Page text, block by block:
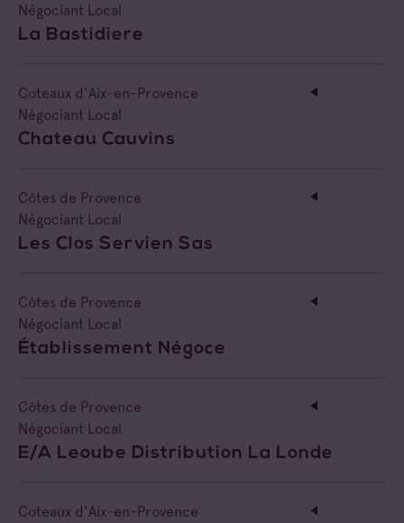
Négociant Local
La Bastidiere
Coteaux d'Aix-en-Provence
Négociant Local
Chateau Cauvins
Côtes de Provence
Négociant Local
Les Clos Servien Sas
Côtes de Provence
Négociant Local
Établissement Négoce
Côtes de Provence
Négociant Local
E/a Leoube Distribution La Londe
Coteaux d'Aix-en-Provence